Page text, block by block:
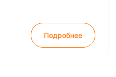
Подробнее